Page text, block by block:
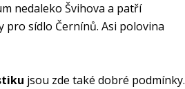
nedaleko Švihova a patří
pro sídlo Černínů. Asi polovina
jsou zde také dobré podmínky.